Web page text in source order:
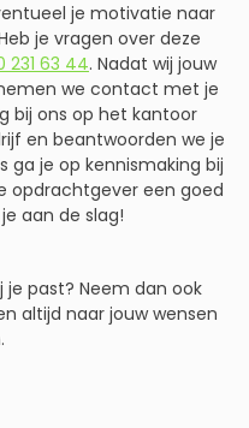
je motivatie naar
je vragen over deze
231 63 44. Nadat wij jouw
we contact met je
bij ons op het kantoor
en beantwoorden we je
ga je op kennismaking bij
opdrachtgever een goed
aan de slag!
past? Neem dan ook
altijd naar jouw wensen